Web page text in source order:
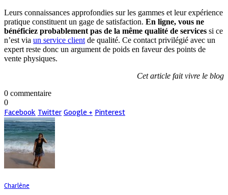
Leurs connaissances approfondies sur les gammes et leur expérience
pratique constituent un gage de satisfaction. En ligne, vous ne
bénéficiez probablement pas de la même qualité de services si ce
n’est via un service client de qualité. Ce contact privilégié avec un
expert reste donc un argument de poids en faveur des points de
vente physiques.
Cet article fait vivre le blog
0 commentaire
0
Facebook Twitter Google + Pinterest
Charlène